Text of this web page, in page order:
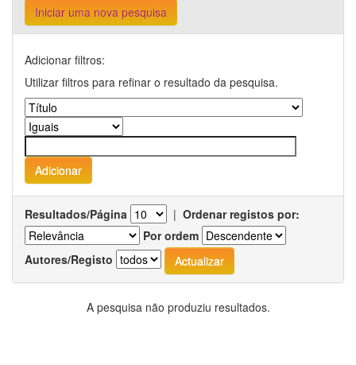
Iniciar uma nova pesquisa
Adicionar filtros:
Utilizar filtros para refinar o resultado da pesquisa.
Resultados/Página | Ordenar registos por:
Por ordem
Autores/Registo
A pesquisa não produziu resultados.